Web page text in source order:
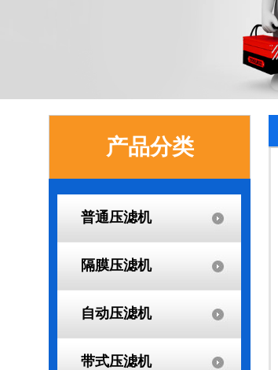
产品分类
普通压滤机
隔膜压滤机
自动压滤机
带式压滤机